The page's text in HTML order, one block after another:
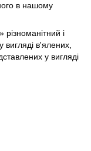
в нашому
і
вигляді в'ялених,
у вигляді